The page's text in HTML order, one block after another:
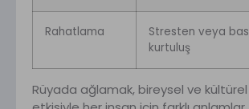
Rahatlama
Stresten veya
kurtuluş
Rüyada ağlamak, bireysel ve kültürel